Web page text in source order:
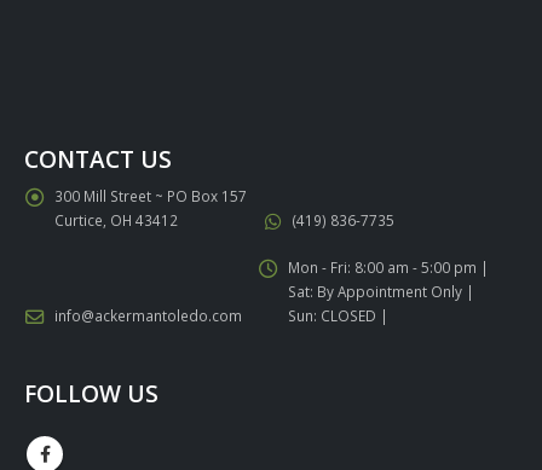
CONTACT US
300 Mill Street ~ PO Box 157
Curtice, OH 43412
(419) 836-7735
info@ackermantoledo.com
Mon - Fri: 8:00 am - 5:00 pm |
Sat: By Appointment Only |
Sun: CLOSED |
FOLLOW US